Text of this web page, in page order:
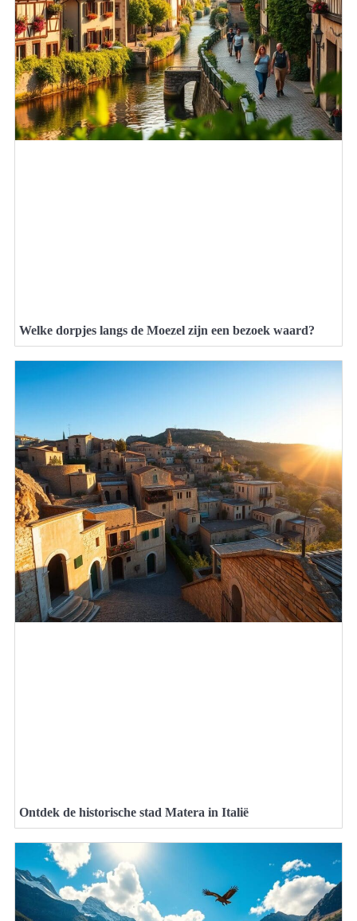
Welke dorpjes langs de Moezel zijn een bezoek waard?
Ontdek de historische stad Matera in Italië